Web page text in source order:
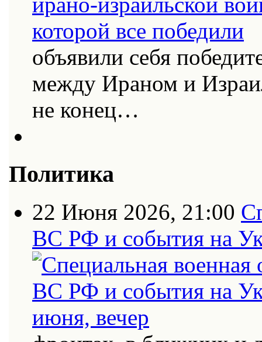
объявили себя
между Ираном и
не конец…
Политика
22 Июня 2026, 21:00
ВС РФ и события на